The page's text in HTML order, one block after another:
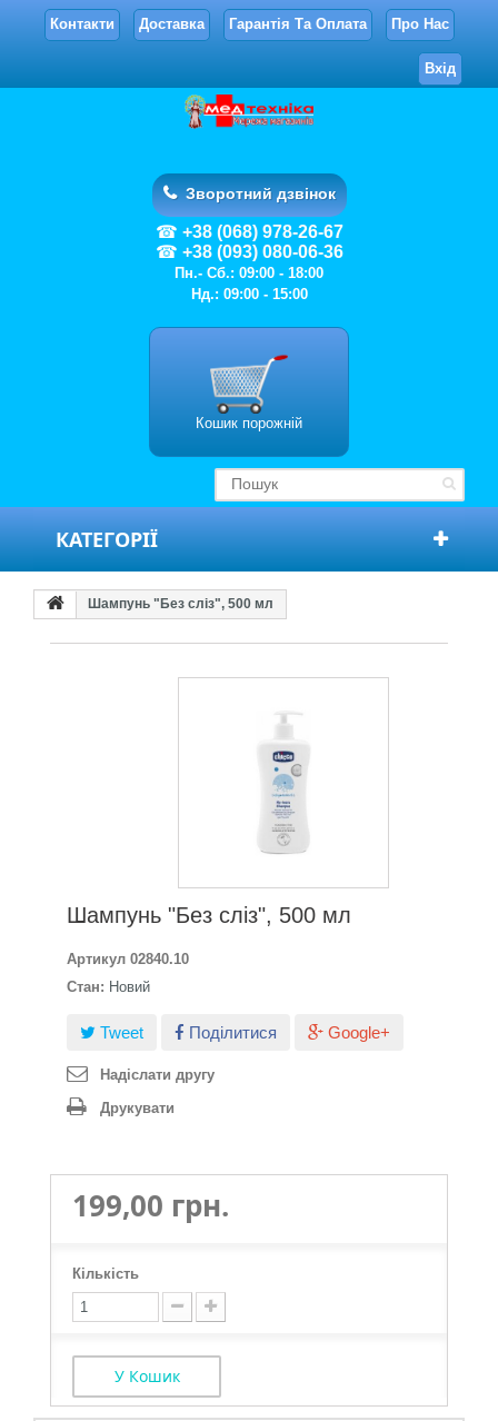
Контакти Доставка Гарантія Та Оплата Про Нас
Вхід
Зворотний дзвінок
+38 (068) 978-26-67
+38 (093) 080-06-36
Пн.- Сб.: 09:00 - 18:00
Нд.: 09:00 - 15:00
Кошик порожній
КАТЕГОРІЇ
Шампунь "Без сліз", 500 мл
Шампунь "Без сліз", 500 мл
Артикул 02840.10
Стан: Новий
Tweet Поділитися Google+
Надіслати другу
Друкувати
199,00 грн.
Кількість
У Кошик